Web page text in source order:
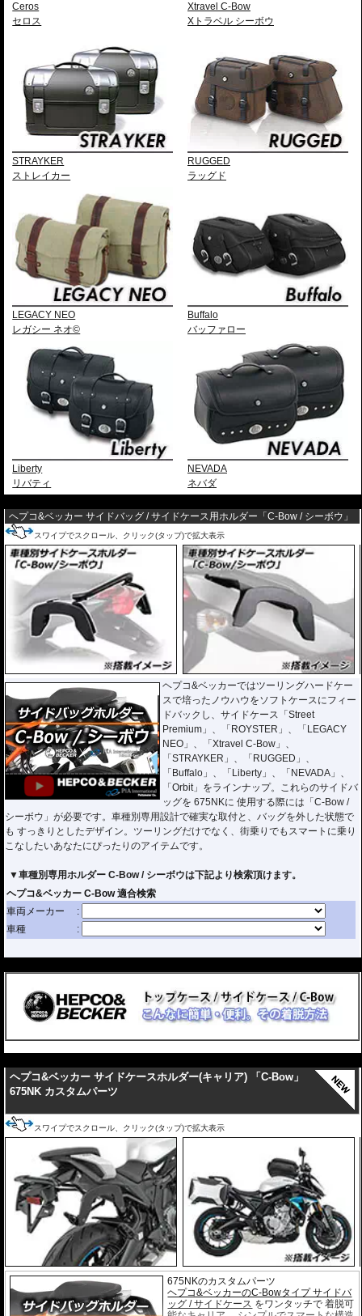
Ceros
セロス
Xtravel C-Bow
Xトラベル シーボウ
STRAYKER
ストレイカー
RUGGED
ラッグド
LEGACY NEO
レガシー ネオ©
Buffalo
バッファロー
Liberty
リバティ
NEVADA
ネバダ
ヘプコ&ベッカー サイドバッグ / サイドケース用ホルダー「C-Bow / シーボウ」
スワイプでスクロール、クリック(タップ)で拡大表示
ヘプコ&ベッカーではツーリングハードケー
スで培ったノウハウをソフトケースにフィー
ドバックし、サイドケース「Street
Premium」、「ROYSTER」、「LEGACY
NEO」、「Xtravel C-Bow」、
「STRAYKER」、「RUGGED」、
「Buffalo」、「Liberty」、「NEVADA」、
「Orbit」をラインナップ。これらのサイドバ
ッグを 675NKに 使用する際には「C-Bow /
シーボウ」が必要です。車種別専用設計で確実な取付と、バッグを外した状態で
も すっきりとしたデザイン。ツーリングだけでなく、街乗りでもスマートに乗り
こなしたいあなたにぴったりのアイテムです。
▼車種別専用ホルダー C-Bow / シーボウは下記より検索頂けます。
ヘプコ&ベッカー サイドケースホルダー(キャリア) 「C-Bow」
675NK カスタムパーツ
スワイプでスクロール、クリック(タップ)で拡大表示
675NKのカスタムパーツ
ヘプコ&ベッカーのC-Bowタイプ サイドバ
ッグ / サイドケース をワンタッチで 着脱可